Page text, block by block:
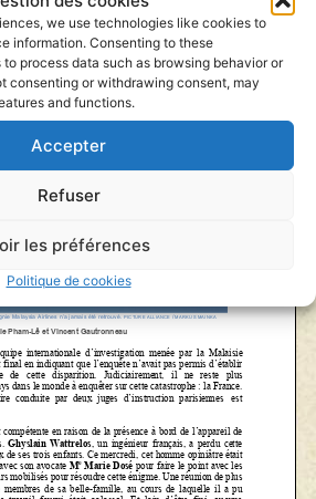
we use technologies like cookies to
information. Consenting to these
process data such as browsing behavior or
consenting or withdrawing consent, may
and functions.
Accepter
Refuser
les préférences
Politique de cookies